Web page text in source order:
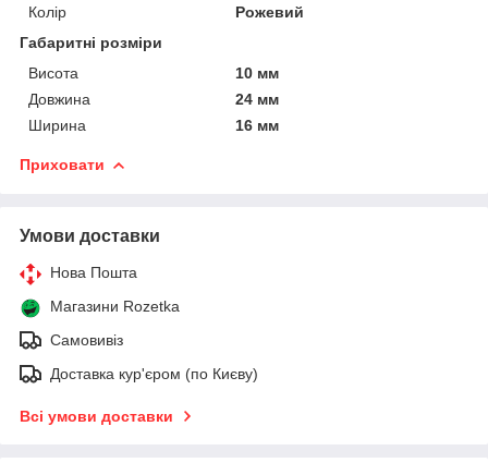
Колір
Рожевий
Габаритні розміри
Висота
10 мм
Довжина
24 мм
Ширина
16 мм
Приховати
Умови доставки
Нова Пошта
Магазини Rozetka
Самовивіз
Доставка кур'єром (по Києву)
Всі умови доставки